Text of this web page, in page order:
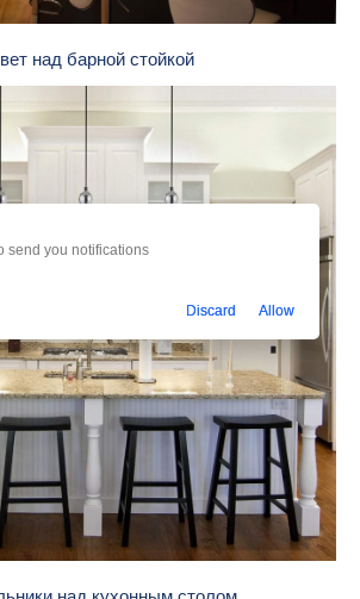
над барной стойкой
send you notifications
Discard Allow